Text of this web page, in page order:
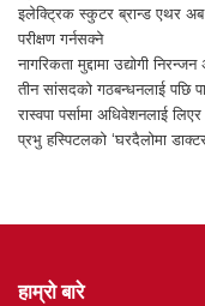
इलेक्ट्रिक स्कुटर ब्रान्ड एथर
परीक्षण गर्नसक्ने
नागरिकता मुद्दामा उद्योगी
तीन सांसदको गठबन्धनलाई पछि
रास्वपा पर्सामा अधिवेशनलाई
प्रभु हस्पिटलको ‘घरदैलोमा
हाम्रो बारे